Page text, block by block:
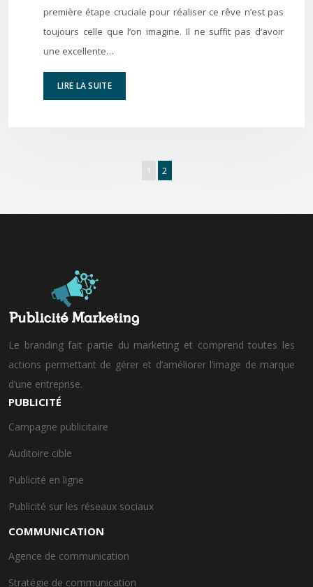
première étape cruciale pour réaliser ce rêve n’est pas
toujours celle que l’on imagine. Il ne suffit pas d’avoir
une excellente…
LIRE LA SUITE
1 2
Le branding fait partie du marketing et comprend toutes les
actions permettant de gérer et d’améliorer l’image de marque
d’une entreprise.
PUBLICITÉ
Campagne publicitaire
Auditoire cible
Publicité en ligne
Publicité sur les réseaux sociaux
COMMUNICATION
Agence de communication
Stratégie de communication